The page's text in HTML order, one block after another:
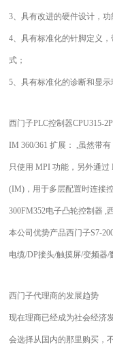
3、具有改进的硬件设计，
4、具有标准化的针脚定义
式；
5、具有标准化的诊断和显示
西门子PLC控制器CPU315-
IM 360/361 扩展： ,虽然带
只使用 MPI 功能，另外通过
(IM)，用于多层配置时连接
300FM352电子凸轮控制器 ,
本公司优势产品西门子S7-
电缆/DP接头/触摸屏/变频器
西门子代理商的发展趋势
现在理商已经成为社会经济
会选择从国内的那里购买，